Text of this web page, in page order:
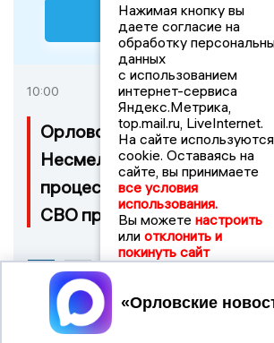
10:00
Орловская неделя с Павлом
Несмеловым: выборы уже
процесс над Лежневым
СВО продолжается
Новости СМИ2
Нажимая кнопку вы
даете согласие на
обработку
данных
с использованием
интернет-сервиса
Яндекс.Метрика,
top.mail.ru, LiveInternet.
На сайте используются
cookie. Оставаясь на
сайте, вы принимаете
все условия
использования.
Вы можете настроить
или отклонить и
покинуть сайт
Принять